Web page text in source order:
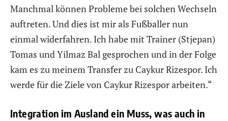
Manchmal können Probleme bei solchen Wechseln
auftreten. Und dies ist mir als Fußballer nun
einmal widerfahren. Ich habe mit Trainer (Stjepan)
Tomas und Yilmaz Bal gesprochen und in der Folge
kam es zu meinem Transfer zu Caykur Rizespor. Ich
werde für die Ziele von Caykur Rizespor arbeiten.“
Integration im Ausland ein Muss, was auch in